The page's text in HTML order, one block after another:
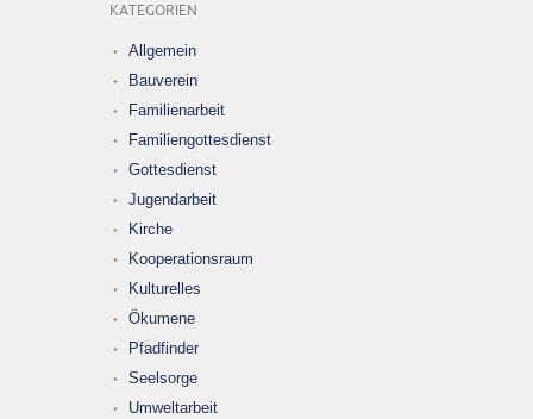
KATEGORIEN
Allgemein
Bauverein
Familienarbeit
Familiengottesdienst
Gottesdienst
Jugendarbeit
Kirche
Kooperationsraum
Kulturelles
Ökumene
Pfadfinder
Seelsorge
Umweltarbeit